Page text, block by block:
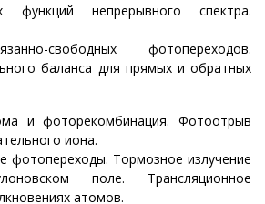
функций непрерывного спектра.
свободных фотопереходов.
баланса для прямых и обратных
и фоторекомбинация. Фотоотрыв
иона.
фотопереходы. Тормозное излучение
поле. Трансляционное
атомов.